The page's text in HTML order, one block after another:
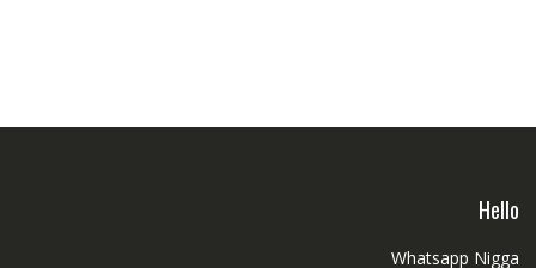
Hello
Whatsapp Nigga